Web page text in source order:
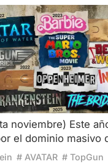
noviembre) Este
el dominio masivo
el regreso de
# AVATAR # TopGun